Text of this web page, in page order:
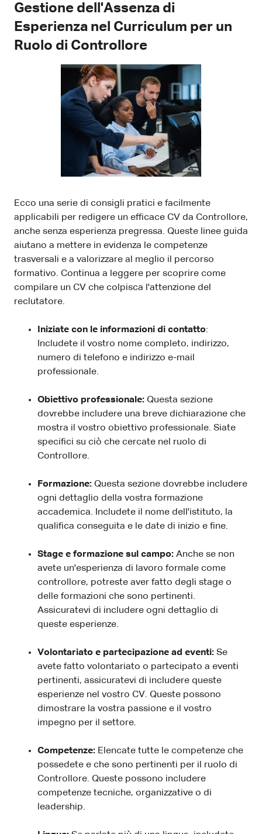
Gestione dell'Assenza di
Esperienza nel Curriculum per un
Ruolo di Controllore
Ecco una serie di consigli pratici e facilmente
applicabili per redigere un efficace CV da Controllore,
anche senza esperienza pregressa. Queste linee guida
aiutano a mettere in evidenza le competenze
trasversali e a valorizzare al meglio il percorso
formativo. Continua a leggere per scoprire come
compilare un CV che colpisca l'attenzione del
reclutatore.
Iniziate con le informazioni di contatto:
Includete il vostro nome completo, indirizzo,
numero di telefono e indirizzo e-mail
professionale.
Obiettivo professionale: Questa sezione
dovrebbe includere una breve dichiarazione che
mostra il vostro obiettivo professionale. Siate
specifici su ciò che cercate nel ruolo di
Controllore.
Formazione: Questa sezione dovrebbe includere
ogni dettaglio della vostra formazione
accademica. Includete il nome dell'istituto, la
qualifica conseguita e le date di inizio e fine.
Stage e formazione sul campo: Anche se non
avete un'esperienza di lavoro formale come
controllore, potreste aver fatto degli stage o
delle formazioni che sono pertinenti.
Assicuratevi di includere ogni dettaglio di
queste esperienze.
Volontariato e partecipazione ad eventi: Se
avete fatto volontariato o partecipato a eventi
pertinenti, assicuratevi di includere queste
esperienze nel vostro CV. Queste possono
dimostrare la vostra passione e il vostro
impegno per il settore.
Competenze: Elencate tutte le competenze che
possedete e che sono pertinenti per il ruolo di
Controllore. Queste possono includere
competenze tecniche, organizzative o di
leadership.